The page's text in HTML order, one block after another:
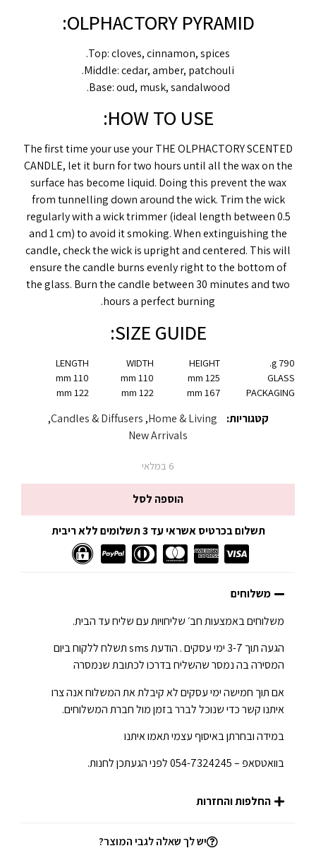
OLPHACTORY PYRAMID:
Top: cloves, cinnamon, spices.
Middle: cedar, amber, patchouli.
Base: oud, musk, sandalwood.
HOW TO USE:
The first time your use your THE OLPHACTORY SCENTED
CANDLE, let it burn for two hours until all the wax on the
surface has become liquid. Doing this prevent the wax
from tunnelling down around the wick. Trim the wick
regularly with a wick trimmer (ideal length between 0.5
and 1 cm) to avoid it smoking. When extinguishing the
candle, check the wick is upright and centered. This will
ensure the candle burns evenly right to the bottom of
the glass. Burn the candle between 30 minutes and two
hours a perfect burning.
SIZE GUIDE:
790 g.
HEIGHT
WIDTH
LENGTH
GLASS
125 mm
110 mm
110 mm
PACKAGING
167 mm
122 mm
122 mm
קטגוריות: Home & Living
,
Candles & Diffusers
,
New Arrivals
6 במלאי
הוספה לסל
תשלום בכרטיס אשראי עד 3 תשלומים ללא ריבית
משלוחים
משלוחים באמצעות חב׳ שליחויות עם שליח עד הבית.
הגעה תוך 3-7 ימי עסקים . הודעת sms תשלח ללקוח ביום
המסירה בה נמסר שהשליח בדרכו לכתובת שנמסרה
אם תוך חמישה ימי עסקים לא קיבלת את המשלוח אנה צרו
איתנו קשר כדי שנוכל לברר בזמן מול חברת המשלוחים.
במידה ובחרתן באיסוף עצמי תאמו איתנו
בוואטסאפ – 054-7324245 לפני הגעתכן לחנות.
החלפות והחזרות
יש לך שאלה לגבי המוצר?